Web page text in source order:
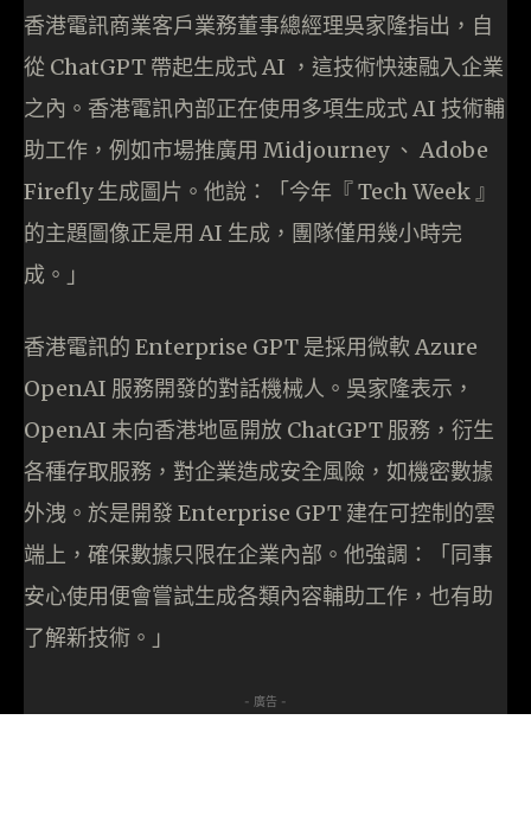
香港電訊商業客戶業務董事總經理吳家隆指出，自
從 ChatGPT 帶起生成式 AI ，這技術快速融入企業
之內。香港電訊內部正在使用多項生成式 AI 技術輔
助工作，例如市場推廣用 Midjourney 、 Adobe
Firefly 生成圖片。他說：「今年『 Tech Week 』
的主題圖像正是用 AI 生成，團隊僅用幾小時完
成。」
香港電訊的 Enterprise GPT 是採用微軟 Azure
OpenAI 服務開發的對話機械人。吳家隆表示，
OpenAI 未向香港地區開放 ChatGPT 服務，衍生
各種存取服務，對企業造成安全風險，如機密數據
外洩。於是開發 Enterprise GPT 建在可控制的雲
端上，確保數據只限在企業內部。他強調：「同事
安心使用便會嘗試生成各類內容輔助工作，也有助
了解新技術。」
- 廣告 -